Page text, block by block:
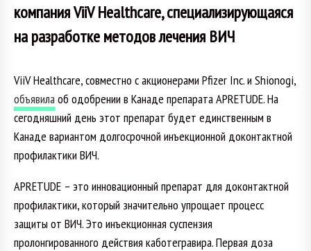
компания ViiV Healthcare, специализирующаяся
на разработке методов лечения ВИЧ
ViiV Healthcare, совместно с акционерами Pfizer Inc. и Shionogi,
объявила об одобрении в Канаде препарата APRETUDE. На
сегодняшний день этот препарат будет единственным в
Канаде вариантом долгосрочной инъекционной доконтактной
профилактики ВИЧ.
APRETUDE – это инновационный препарат для доконтактной
профилактики, который значительно упрощает процесс
защиты от ВИЧ. Это инъекционная суспензия
пролонгированного действия каботегравира. Первая доза